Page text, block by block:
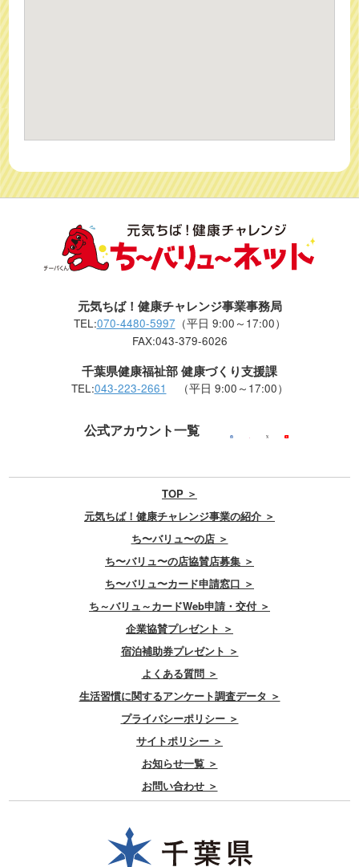
元気ちば！健康チャレンジ事業事務局
TEL:070-4480-5997 （平日 9:00～17:00）
FAX:043-379-6026
千葉県健康福祉部 健康づくり支援課
TEL:043-223-2661 （平日 9:00～17:00）
公式アカウント一覧
TOP ＞
元気ちば！健康チャレンジ事業の紹介 ＞
ち〜バリュ〜の店 ＞
ち〜バリュ〜の店協賛店募集 ＞
ち〜バリュ〜カード申請窓口 ＞
ち～バリュ～カードWeb申請・交付 ＞
企業協賛プレゼント ＞
宿泊補助券プレゼント ＞
よくある質問 ＞
生活習慣に関するアンケート調査データ ＞
プライバシーポリシー ＞
サイトポリシー ＞
お知らせ一覧 ＞
お問い合わせ ＞